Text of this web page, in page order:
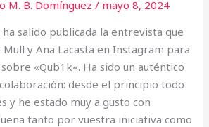
M. B. Domínguez/ mayo 8, 2024
ha salido publicada la entrevista que
y Ana Lacasta en Instagram para
«Qub1k«. Ha sido un auténtico
desde el principio todo
y he estado muy a gusto con
tanto por vuestra iniciativa como